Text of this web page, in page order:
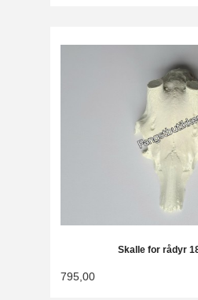
Skalle for rådyr
795,00